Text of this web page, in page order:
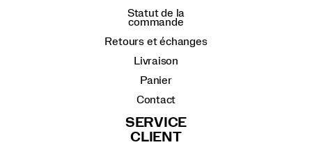
Statut de la
commande
Retours et échanges
Livraison
Panier
Contact
SERVICE
CLIENT